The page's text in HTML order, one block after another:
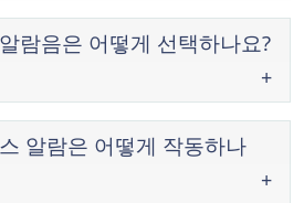
람음은 어떻게 선택하나요?
알람은 어떻게 작동하나